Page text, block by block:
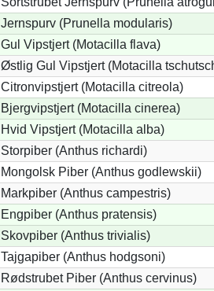
Jernspurv (Prunella modularis)
Gul Vipstjert (Motacilla flava)
Østlig Gul Vipstjert (Motacilla
Citronvipstjert (Motacilla citreola)
Bjergvipstjert (Motacilla cinerea)
Hvid Vipstjert (Motacilla alba)
Storpiber (Anthus richardi)
Mongolsk Piber (Anthus godlewskii)
Markpiber (Anthus campestris)
Engpiber (Anthus pratensis)
Skovpiber (Anthus trivialis)
Tajgapiber (Anthus hodgsoni)
Rødstrubet Piber (Anthus cervinus)